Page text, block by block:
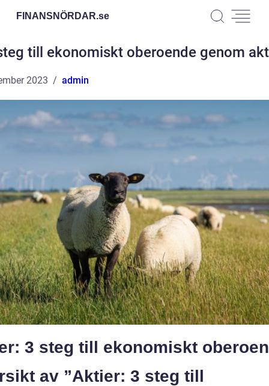
FINANSNÖRDAR.se
till ekonomiskt oberoende genom
2023 admin
3 steg till ekonomiskt
av ”Aktier: 3 steg till